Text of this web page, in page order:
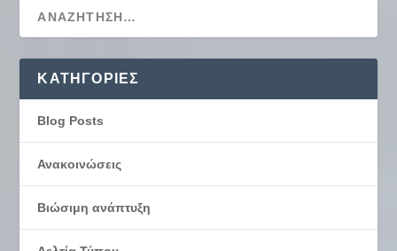
KΑΤΗΓΟΡΊΕΣ
Blog Posts
Ανακοινώσεις
Βιώσιμη ανάπτυξη